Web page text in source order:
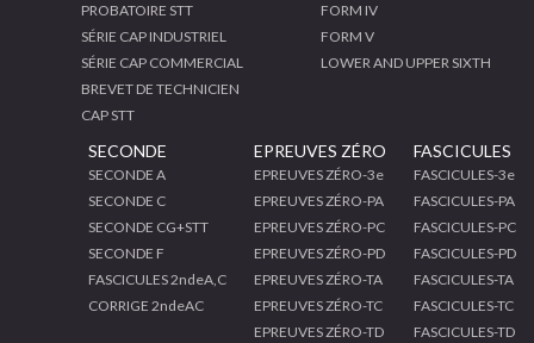
PROBATOIRE STT
SÉRIE CAP INDUSTRIEL
SÉRIE CAP COMMERCIAL
BREVET DE TECHNICIEN
CAP STT
FORM IV
FORM V
LOWER AND UPPER SIXTH
SECONDE
SECONDE A
SECONDE C
SECONDE CG+STT
SECONDE F
FASCICULES 2ndeA,C
CORRIGE 2ndeAC
EPREUVES ZÉRO
EPREUVES ZÉRO-3e
EPREUVES ZÉRO-PA
EPREUVES ZÉRO-PC
EPREUVES ZÉRO-PD
EPREUVES ZÉRO-TA
EPREUVES ZÉRO-TC
EPREUVES ZÉRO-TD
FASCICULES
FASCICULES-3e
FASCICULES-PA
FASCICULES-PC
FASCICULES-PD
FASCICULES-TA
FASCICULES-TC
FASCICULES-TD